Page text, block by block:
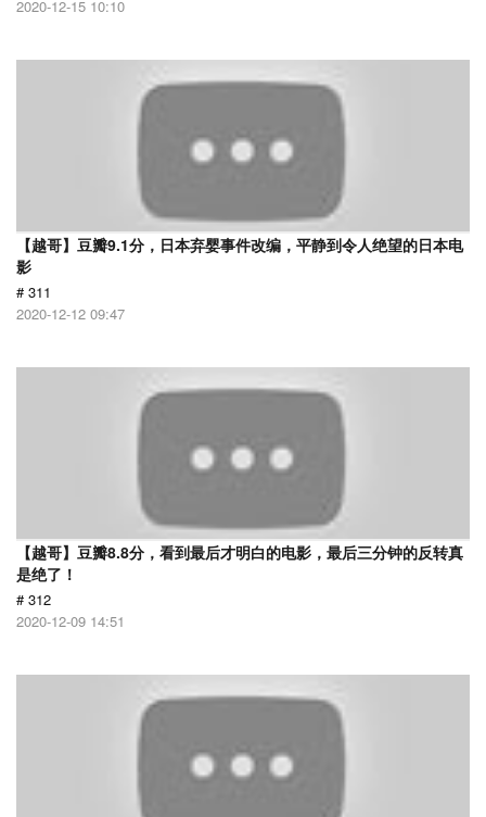
2020-12-15 10:10
【越哥】豆瓣9.1分，日本弃婴事件改编，平静到令人绝望的日本电
影
# 311
2020-12-12 09:47
【越哥】豆瓣8.8分，看到最后才明白的电影，最后三分钟的反转真
是绝了！
# 312
2020-12-09 14:51